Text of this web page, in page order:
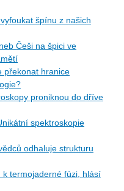
špínu z našich
Češi na špici ve
překonat hranice
proniknou do dříve
spektroskopie
odhaluje strukturu
termojaderné fúzi, hlásí